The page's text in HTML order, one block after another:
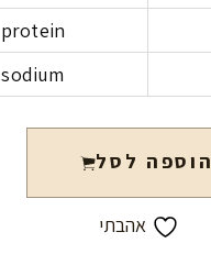
protein
sodium
הוספה לסל
אהבתי